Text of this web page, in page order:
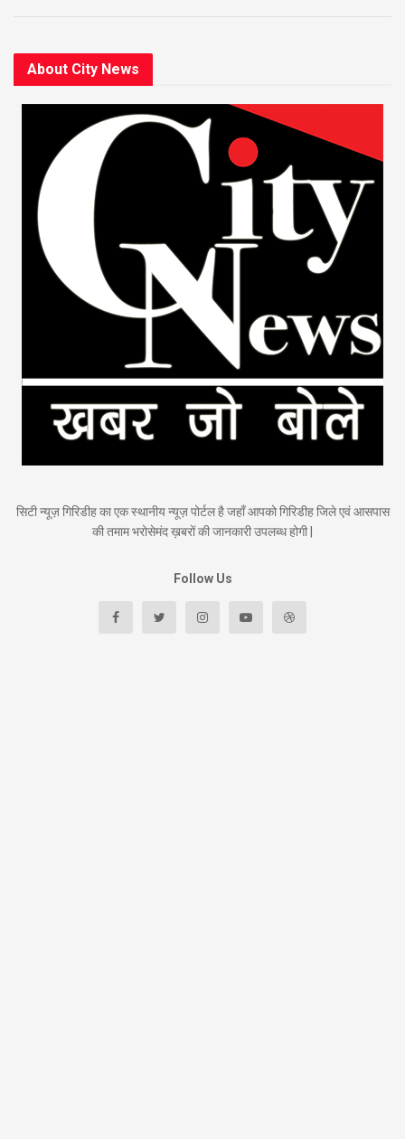
About City News
सिटी न्यूज़ गिरिडीह का एक स्थानीय न्यूज़ पोर्टल है जहाँ आपको गिरिडीह जिले एवं आसपास
की तमाम भरोसेमंद ख़बरों की जानकारी उपलब्ध होगी |
Follow Us